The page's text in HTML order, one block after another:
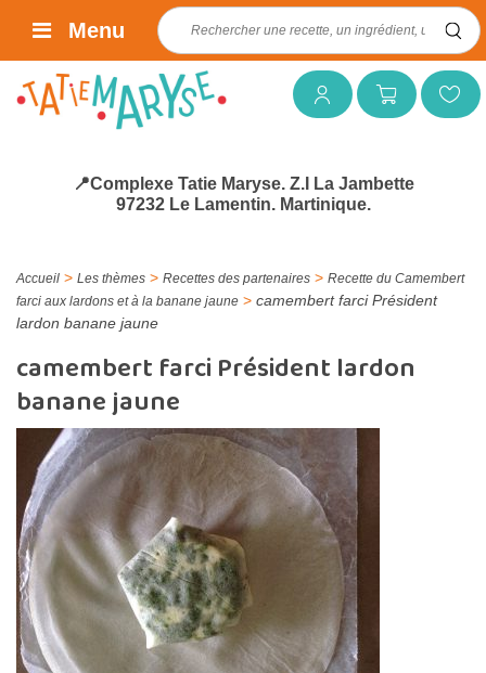
Mon compteMon panierMes favoris
Rechercher :
Menu
📍Complexe Tatie Maryse. Z.I La Jambette
97232 Le Lamentin. Martinique.
Accueil > Les thèmes > Recettes des partenaires > Recette du Camembert
farci aux lardons et à la banane jaune > camembert farci Président
lardon banane jaune
camembert farci Président lardon
banane jaune